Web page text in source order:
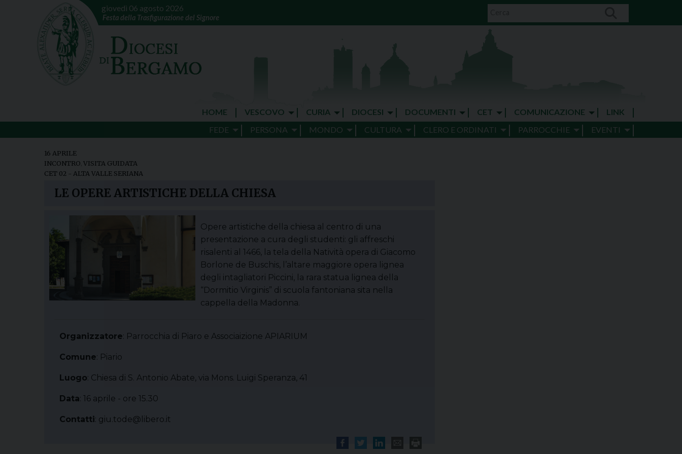
giovedì 06 agosto 2026
Festa della Trasfigurazione del Signore
HOME VESCOVO CURIA DIOCESI DOCUMENTI CET COMUNICAZIONE
LINK
FEDE
PERSONA MONDO CULTURA CLERO E ORDINATI PARROCCHIE EVENTI
16 APRILE
INCONTRO VISITA GUIDATA
CET 02 - ALTA VALLE SERIANA
LE OPERE ARTISTICHE DELLA CHIESA
Opere artistiche della chiesa al centro di una
presentazione a cura degli studenti: gli affreschi
risalenti al 1466, la tela della Natività opera di Giacomo
Borlone de Buschis, l’altare maggiore opera lignea
degli intagliatori Piccini, la rara statua lignea della
“Dormitio Virginis” di scuola fantoniana sita nella
cappella della Madonna.
Organizzatore: Parrocchia di Piaro e Associaizione APIARIUM
Comune: Piario
Luogo: Chiesa di S. Antonio Abate, via Mons. Luigi Speranza, 41
Data: 16 aprile - ore 15.30
Contatti: giu.tode@libero.it